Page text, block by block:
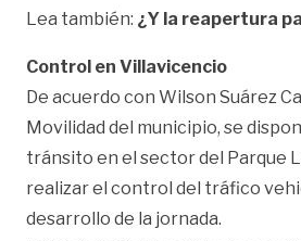
Lea también: ¿Y la reapertura
Control en Villavicencio
De acuerdo con Wilson Suárez
Movilidad del municipio, se
tránsito en el sector del Parque
realizar el control del tráfico
desarrollo de la jornada.